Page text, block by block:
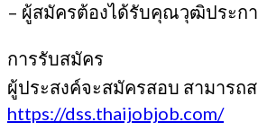
– ผู้สมัครต้องได้รับคุณวุฒิประก
การรับสมัคร
ผู้ประสงค์จะสมัครสอบ สามารถ
https://dss.thaijobjob.com/